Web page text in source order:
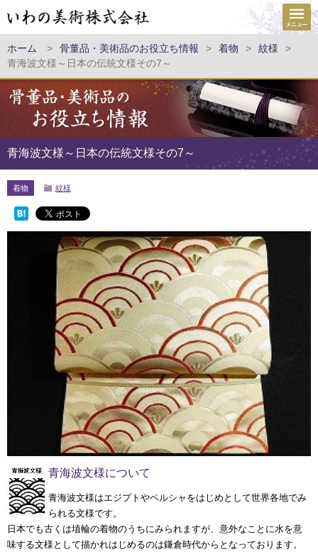
ホーム > 骨董品・美術品のお役立ち情報 > 着物 > 紋様
>
青海波文様～日本の伝統文様その7～
青海波文様～日本の伝統文様その7～
着物 紋様
青海波文様について
青海波文様はエジプトやペルシャをはじめとして世界各地でみ
られる文様です。
日本でも古くは埴輪の着物のうちにみられますが、意外なことに水を意
味する文様として描かれはじめるのは鎌倉時代からとなっております。